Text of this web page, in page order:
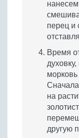
перец и
Время
на
другую